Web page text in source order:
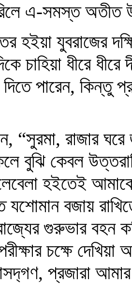
এ-সমস্ত অতীত
হইয়া যুবরাজের
চাহিয়া ধীরে
পারেন, কিন্তু
“সুরমা, রাজার ঘরে
বুঝি কেবল
হইতেই
যশোমান বজায়
গুরুভার বহন
চক্ষে
প্রজারা